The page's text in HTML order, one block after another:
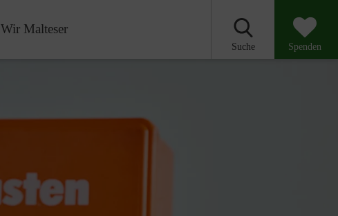
Wir Malteser
Suche Spenden